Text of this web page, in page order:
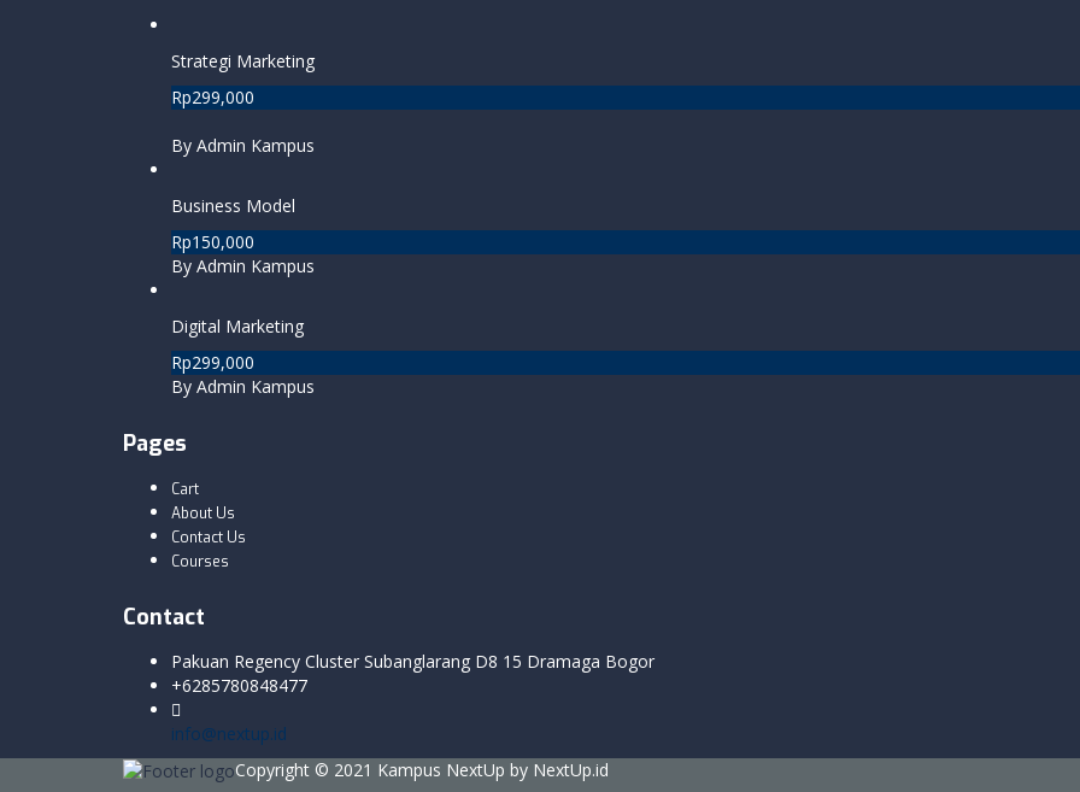
Strategi Marketing
Rp299,000
By Admin Kampus
Business Model
Rp150,000
By Admin Kampus
Digital Marketing
Rp299,000
By Admin Kampus
Pages
Cart
About Us
Contact Us
Courses
Contact
Pakuan Regency Cluster Subanglarang D8 15 Dramaga Bogor
+6285780848477
info@nextup.id
Copyright © 2021 Kampus NextUp by NextUp.id